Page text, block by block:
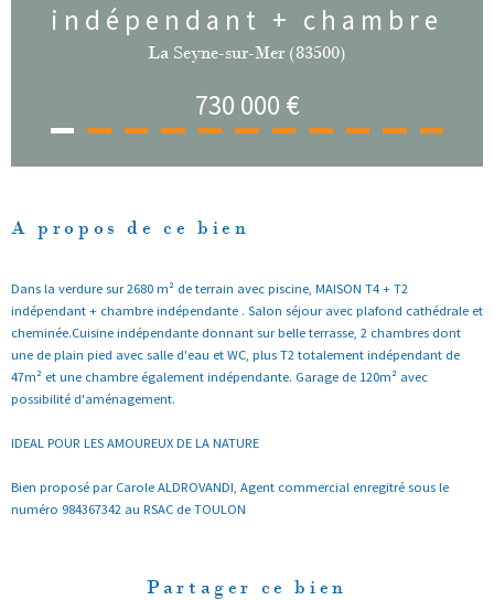
indépendant + chambre
La Seyne-sur-Mer (83500)
730 000 €
A propos de ce bien
Dans la verdure sur 2680 m² de terrain avec piscine, MAISON T4 + T2
indépendant + chambre indépendante . Salon séjour avec plafond cathédrale et
cheminée.Cuisine indépendante donnant sur belle terrasse, 2 chambres dont
une de plain pied avec salle d'eau et WC, plus T2 totalement indépendant de
47m² et une chambre également indépendante. Garage de 120m² avec
possibilité d'aménagement.
IDEAL POUR LES AMOUREUX DE LA NATURE
Bien proposé par Carole ALDROVANDI, Agent commercial enregitré sous le
numéro 984367342 au RSAC de TOULON
Partager ce bien